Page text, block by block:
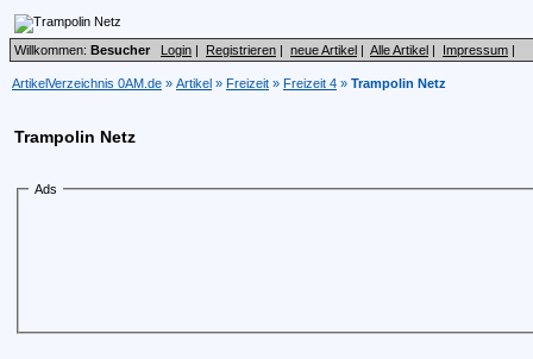
Willkommen: Besucher Login | Registrieren | neue Artikel | Alle Artikel | Impressum |
ArtikelVerzeichnis 0AM.de » Artikel » Freizeit » Freizeit 4 » Trampolin Netz
Trampolin Netz
Ads